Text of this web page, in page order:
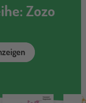
Zozo